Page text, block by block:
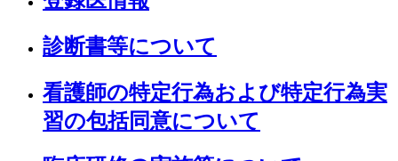
診断書等について
看護師の特定行為および特定行為実
習の包括同意について